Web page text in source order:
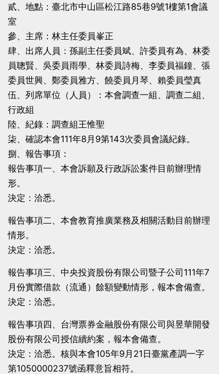
的
當
黨
產
委
會
的
不
當
黨
產
委
會
貳、地點：臺北市中山區松江路85巷9號1樓第1會議
室
參、主席：林主任委員峯正
肆、出席人員：孫副主任委員斌、許委員有為、林委
員聰賢、吳委員雨學、林委員詩梅、李委員福鐘、張
委員世興、鄭委員雅方、饒委員月琴、賴委員瑩真
伍、列席單位（人員）：本會調查一組、調查二組、
行政組
陸、紀錄：調查組王惟聖
柒、確認本會111年8月9第143次委員會議紀錄。
捌、報告事項：
報告事項一、本會訴願及行政訴訟案件目前辦理情
形。
決定：洽悉。
報告事項二、本會教育推廣業務及相關活動目前辦理
情形。
決定：洽悉。
報告事項三、中央投資股份有限公司暨子公司111年7
月份實際借款（流通）餘額變動情形，報本會備查。
決定：洽悉。
報告事項四、台灣票券金融股份有限公司與昱華開發
股份有限公司授信續約案，報本會備查。
決定：洽悉。核與本會105年9月21日臺黨產調一字
第1050000237號函釋意旨相符。